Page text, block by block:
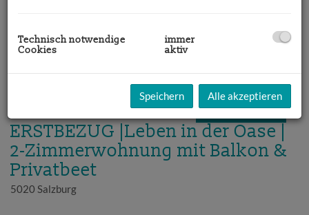
5
ERSTBEZUG |Leben in der Oase |
2-Zimmerwohnung mit Balkon &
Privatbeet
5020 Salzburg
Technisch notwendige
Cookies
immer
aktiv
Speichern Alle akzeptieren